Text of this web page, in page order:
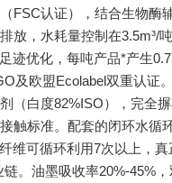
FSC认证），结合生物酶
放，水耗量控制在3.5m³/
迹优化，每吨产品*产生
及欧盟Ecolabel双重认证
（白度82%ISO），完全
触标准。配套的闭环水循
维可循环利用7次以上，
。油墨吸收率20%-45%